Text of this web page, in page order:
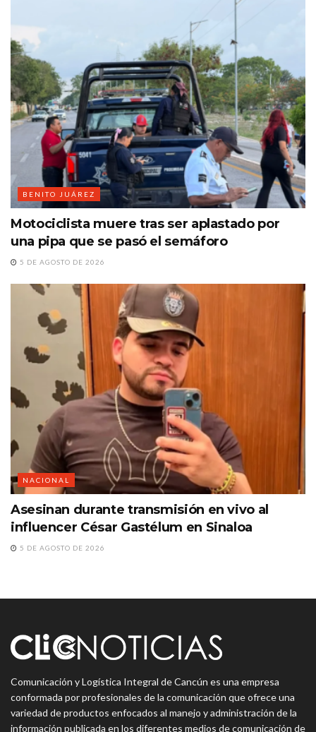
BENITO JUÁREZ
Motociclista muere tras ser aplastado por
una pipa que se pasó el semáforo
5 DE AGOSTO DE 2026
NACIONAL
Asesinan durante transmisión en vivo al
influencer César Gastélum en Sinaloa
5 DE AGOSTO DE 2026
Comunicación y Logística Integral de Cancún es una empresa
conformada por profesionales de la comunicación que ofrece una
variedad de productos enfocados al manejo y administración de la
información publicada en los diferentes medios de comunicación de